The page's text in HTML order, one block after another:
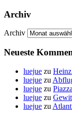
Archiv
Archiv
Neueste
luejue zu
luejue zu
luejue zu
luejue zu
luejue zu